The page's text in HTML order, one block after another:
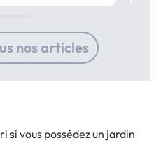
chaque
nos articles
si vous possédez un jardin